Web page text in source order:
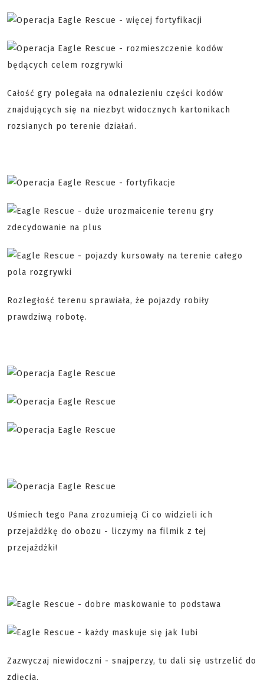
Całość gry polegała na odnalezieniu części kodów
znajdujących się na niezbyt widocznych kartonikach
rozsianych po terenie działań.
Rozległość terenu sprawiała, że pojazdy robiły
prawdziwą robotę.
Uśmiech tego Pana zrozumieją Ci co widzieli ich
przejażdżkę do obozu - liczymy na filmik z tej
przejażdżki!
Zazwyczaj niewidoczni - snajperzy, tu dali się ustrzelić do
zdjęcia.